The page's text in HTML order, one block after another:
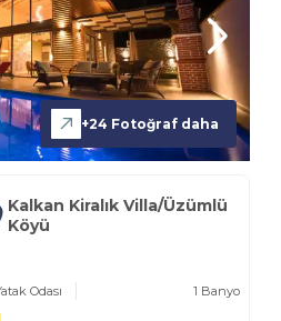
+24 Fotoğraf daha
Kalkan Kiralık Villa/Üzümlü
Köyü
Odası 1 Banyo